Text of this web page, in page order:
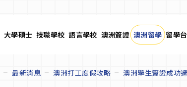
大學碩士 技職學校 語言學校 澳洲簽證 澳洲留學 留學
最新消息 澳洲打工度假攻略 澳洲學生簽證成功